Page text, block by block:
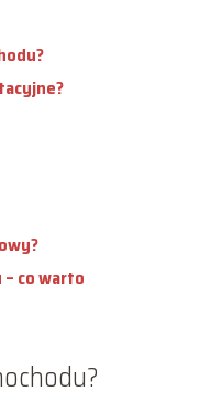
co warto